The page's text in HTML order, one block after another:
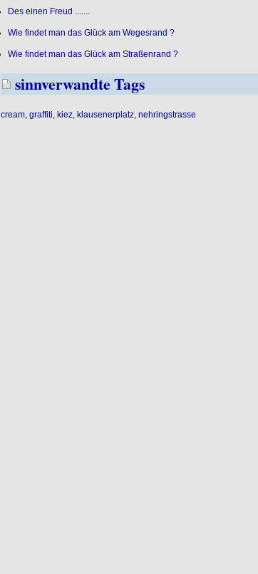
Des einen Freud .......
Wie findet man das Glück am Wegesrand ?
Wie findet man das Glück am Straßenrand ?
sinnverwandte Tags
cream, graffiti kiez, klausenerplatz, nehringstrasse